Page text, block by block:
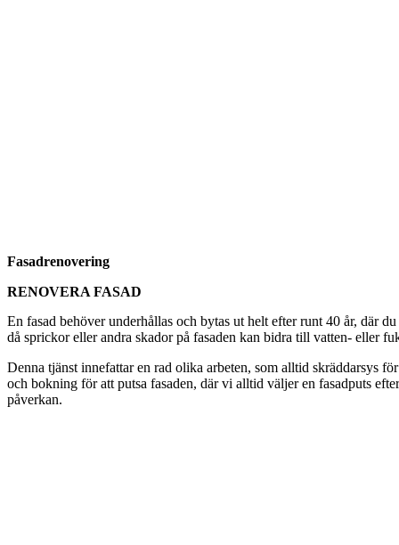
Fasadrenovering
RENOVERA FASAD
En fasad behöver underhållas och bytas ut helt efter runt 40 år, där
då sprickor eller andra skador på fasaden kan bidra till vatten- eller
Denna tjänst innefattar en rad olika arbeten, som alltid skräddarsys
och bokning för att putsa fasaden, där vi alltid väljer en fasadputs
påverkan.